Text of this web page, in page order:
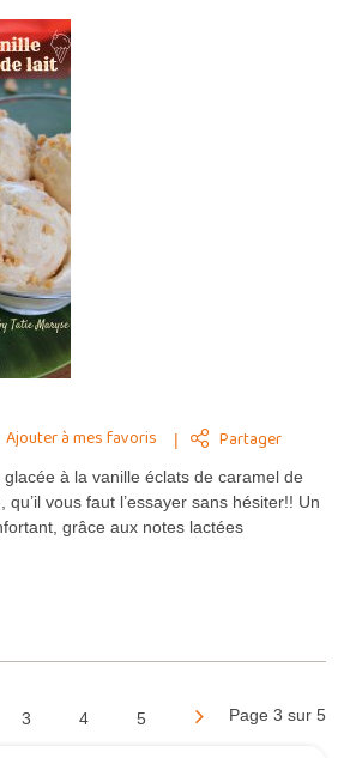
Ajouter à mes favoris Partager
à la vanille éclats de caramel de
vous faut l’essayer sans hésiter!! Un
grâce aux notes lactées
Page 3 sur 5
3 4 5